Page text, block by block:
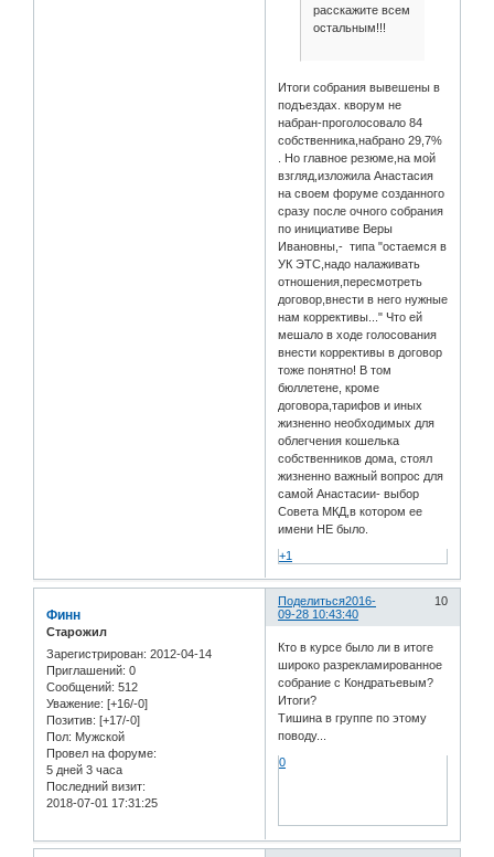
расскажите всем
остальным!!!
Итоги собрания вывешены в
подъездах. кворум не
набран-проголосовало 84
собственника,набрано 29,7%
. Но главное резюме,на мой
взгляд,изложила Анастасия
на своем форуме созданного
сразу после очного собрания
по инициативе Веры
Ивановны,- типа "остаемся в
УК ЭТС,надо налаживать
отношения,пересмотреть
договор,внести в него нужные
нам коррективы..." Что ей
мешало в ходе голосования
внести коррективы в договор
тоже понятно! В том
бюллетене, кроме
договора,тарифов и иных
жизненно необходимых для
облегчения кошелька
собственников дома, стоял
жизненно важный вопрос для
самой Анастасии- выбор
Совета МКД,в котором ее
имени НЕ было.
+1
Поделиться 10
2016-
09-28 10:43:40
Финн
Старожил
Зарегистрирован: 2012-04-14
Приглашений: 0
Сообщений: 512
Уважение: [+16/-0]
Позитив: [+17/-0]
Пол: Мужской
Провел на форуме:
5 дней 3 часа
Последний визит:
2018-07-01 17:31:25
Кто в курсе было ли в итоге
широко разрекламированное
собрание с Кондратьевым?
Итоги?
Тишина в группе по этому
поводу...
0